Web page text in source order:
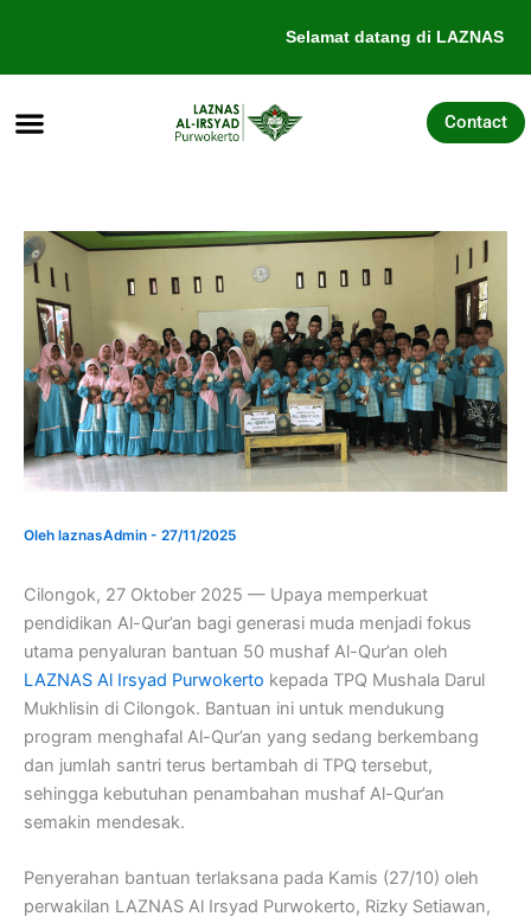
konten
Selamat datang di LAZNAS
Contact
Oleh laznasAdmin - 27/11/2025
Cilongok, 27 Oktober 2025 — Upaya memperkuat
pendidikan Al-Qur’an bagi generasi muda menjadi fokus
utama penyaluran bantuan 50 mushaf Al-Qur’an oleh
LAZNAS Al Irsyad Purwokerto kepada TPQ Mushala Darul
Mukhlisin di Cilongok. Bantuan ini untuk mendukung
program menghafal Al-Qur’an yang sedang berkembang
dan jumlah santri terus bertambah di TPQ tersebut,
sehingga kebutuhan penambahan mushaf Al-Qur’an
semakin mendesak.
Penyerahan bantuan terlaksana pada Kamis (27/10) oleh
perwakilan LAZNAS Al Irsyad Purwokerto, Rizky Setiawan,